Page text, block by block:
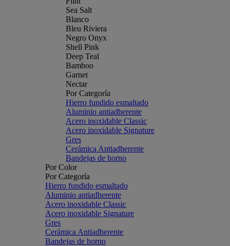
Sea Salt
Blanco
Bleu Riviera
Negro Onyx
Shell Pink
Deep Teal
Bamboo
Garnet
Nectar
Por Categoría
Hierro fundido esmaltado
Aluminio antiadherente
Acero inoxidable Classic
Acero inoxidable Signature
Gres
Cerámica Antiadherente
Bandejas de horno
Por Color
Por Categoría
Hierro fundido esmaltado
Aluminio antiadherente
Acero inoxidable Classic
Acero inoxidable Signature
Gres
Cerámica Antiadherente
Bandejas de horno